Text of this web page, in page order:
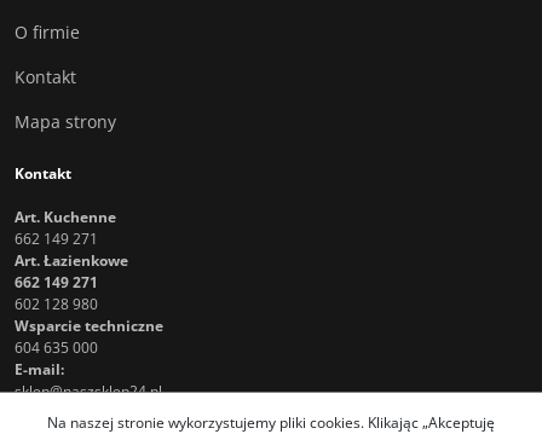
O firmie
Kontakt
Mapa strony
Kontakt
Art. Kuchenne
662 149 271
Art. Łazienkowe
662 149 271
602 128 980
Wsparcie techniczne
604 635 000
E-mail:
sklep@naszsklep24.pl
Na naszej stronie wykorzystujemy pliki cookies. Klikając „Akceptuję